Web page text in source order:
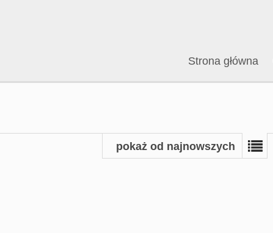
Strona główna
pokaż od najnowszych